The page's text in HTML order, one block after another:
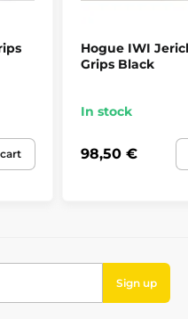
Hogue IWI
Grips Black
In stock
98,50 €
Sign up